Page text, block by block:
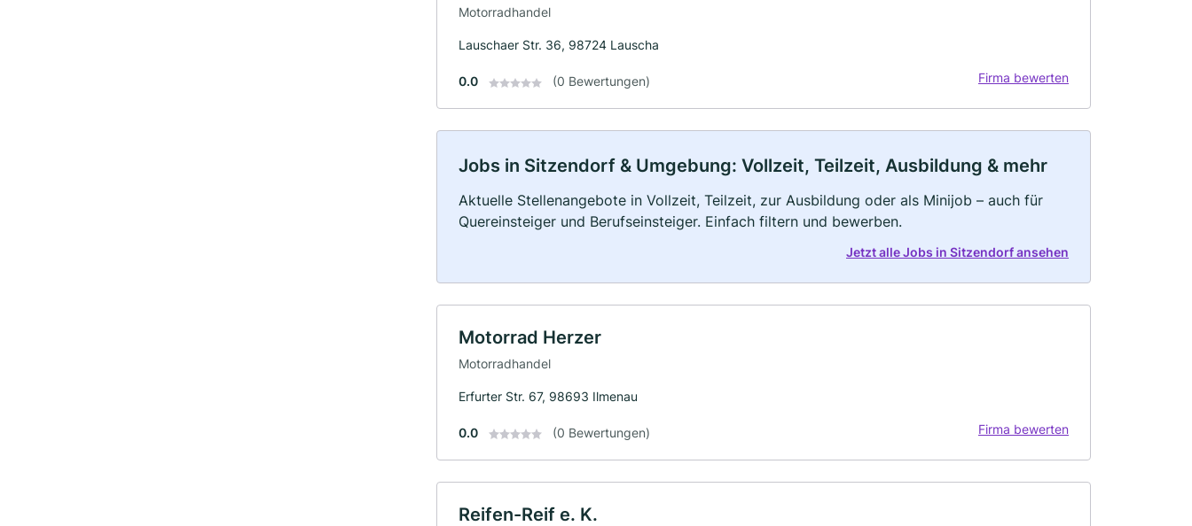
Motorradhandel
Lauschaer Str. 36, 98724 Lauscha
0.0 (0 Bewertungen) Firma bewerten
Jobs in Sitzendorf & Umgebung: Vollzeit, Teilzeit, Ausbildung & mehr
Aktuelle Stellenangebote in Vollzeit, Teilzeit, zur Ausbildung oder als Minijob – auch für
Quereinsteiger und Berufseinsteiger. Einfach filtern und bewerben.
Jetzt alle Jobs in Sitzendorf ansehen
Motorrad Herzer
Motorradhandel
Erfurter Str. 67, 98693 Ilmenau
0.0 (0 Bewertungen) Firma bewerten
Reifen-Reif e. K.